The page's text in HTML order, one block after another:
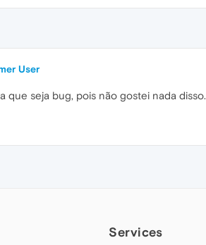
User
que seja bug, pois não gostei nada disso.
Services